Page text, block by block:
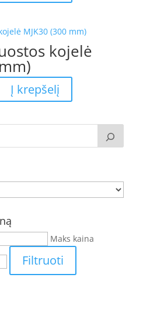
kojelė
Į krepšelį
Maks kaina
Filtruoti